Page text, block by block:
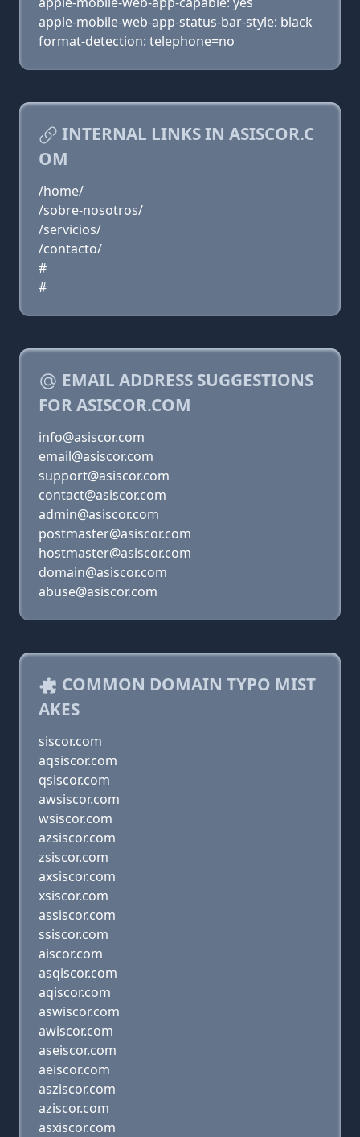
apple-mobile-web-app-status-bar-style: black
format-detection: telephone=no
INTERNAL LINKS IN ASISCOR.C
OM
/home/
/sobre-nosotros/
/servicios/
/contacto/
#
#
EMAIL ADDRESS SUGGESTIONS
FOR ASISCOR.COM
info@asiscor.com
email@asiscor.com
support@asiscor.com
contact@asiscor.com
admin@asiscor.com
postmaster@asiscor.com
hostmaster@asiscor.com
domain@asiscor.com
abuse@asiscor.com
COMMON DOMAIN TYPO MIST
AKES
siscor.com
aqsiscor.com
qsiscor.com
awsiscor.com
wsiscor.com
azsiscor.com
zsiscor.com
axsiscor.com
xsiscor.com
assiscor.com
ssiscor.com
aiscor.com
asqiscor.com
aqiscor.com
aswiscor.com
awiscor.com
aseiscor.com
aeiscor.com
asziscor.com
aziscor.com
asxiscor.com